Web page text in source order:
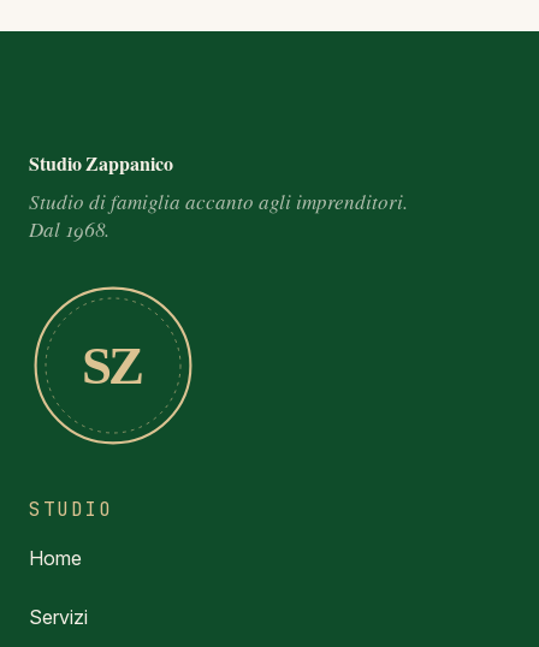
Footer e informazioni
Studio Zappanico
Studio di famiglia accanto agli imprenditori.
Dal 1968.
SZ
STUDIO
Home
Servizi